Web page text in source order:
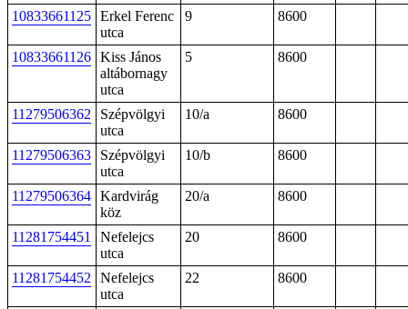
10833661125 Erkel Ferenc
utca
9 8600
10833661126 Kiss János
altábornagy
utca
5 8600
11279506362
Szépvölgyi
utca
10/a 8600
11279506363
Szépvölgyi
utca
10/b 8600
11279506364 Kardvirág
köz
20/a 8600
11281754451
Nefelejcs
utca
20 8600
11281754452
Nefelejcs
utca
22 8600